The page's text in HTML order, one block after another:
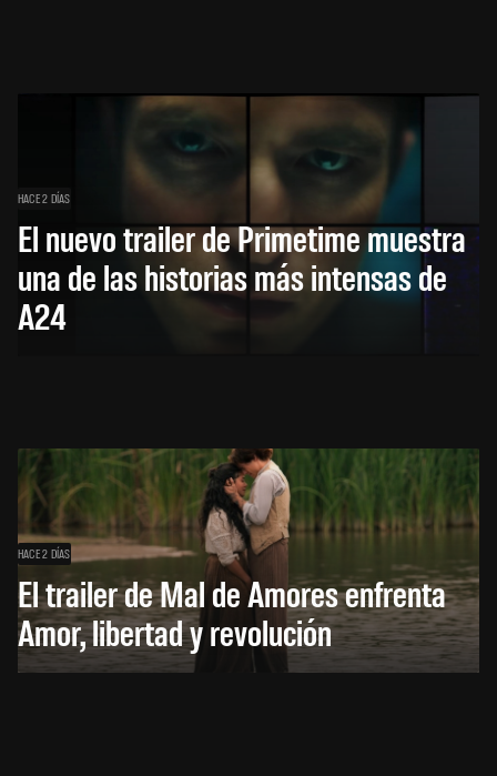
HACE 2 DÍAS
El nuevo trailer de Primetime muestra
una de las historias más intensas de
A24
HACE 2 DÍAS
El trailer de Mal de Amores enfrenta
Amor, libertad y revolución